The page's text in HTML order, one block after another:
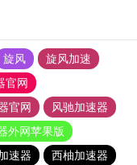
旋风
旋风加速
官网
官网
风驰加速器
外网苹果版
速器 西柚加速器